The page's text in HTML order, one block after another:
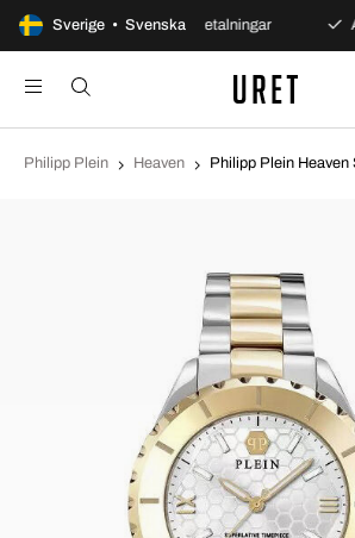
Sverige • Svenska
köp Säkra betalningar
Philipp Plein Heaven